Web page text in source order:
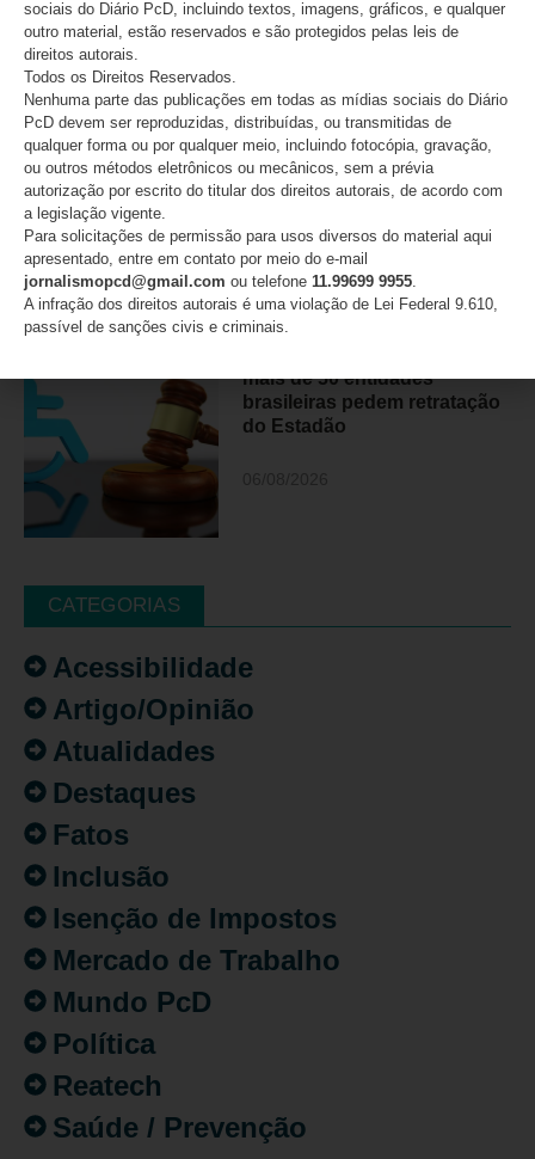
07/08/2026
Lei Maria da Penha completa
20 anos e reforça alerta
sobre a violência contra
mulheres com deficiência
07/08/2026
mais de 50 entidades
brasileiras pedem retratação
do Estadão
CATEGORIAS
Acessibilidade
Artigo/Opinião
Atualidades
Destaques
Fatos
Inclusão
Isenção de Impostos
Mercado de Trabalho
Mundo PcD
Política
Reatech
Saúde / Prevenção
sociais do Diário PcD, incluindo textos, imagens, gráficos, e qualquer
outro material, estão reservados e são protegidos pelas leis de
direitos autorais.
Todos os Direitos Reservados.
Nenhuma parte das publicações em todas as mídias sociais do Diário
PcD devem ser reproduzidas, distribuídas, ou transmitidas de
qualquer forma ou por qualquer meio, incluindo fotocópia, gravação,
ou outros métodos eletrônicos ou mecânicos, sem a prévia
autorização por escrito do titular dos direitos autorais, de acordo com
a legislação vigente.
Para solicitações de permissão para usos diversos do material aqui
apresentado, entre em contato por meio do e-mail
jornalismopcd@gmail.com ou telefone 11.99699 9955.
A infração dos direitos autorais é uma violação de Lei Federal 9.610,
passível de sanções civis e criminais.